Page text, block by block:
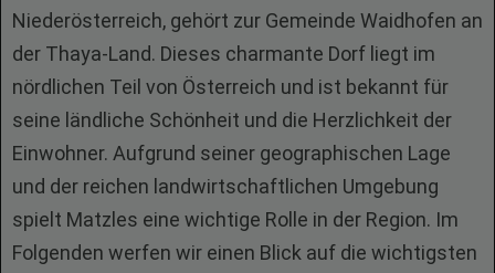
Niederösterreich, gehört zur Gemeinde Waidhofen an
der Thaya-Land. Dieses charmante Dorf liegt im
nördlichen Teil von Österreich und ist bekannt für
seine ländliche Schönheit und die Herzlichkeit der
Einwohner. Aufgrund seiner geographischen Lage
und der reichen landwirtschaftlichen Umgebung
spielt Matzles eine wichtige Rolle in der Region. Im
Folgenden werfen wir einen Blick auf die wichtigsten